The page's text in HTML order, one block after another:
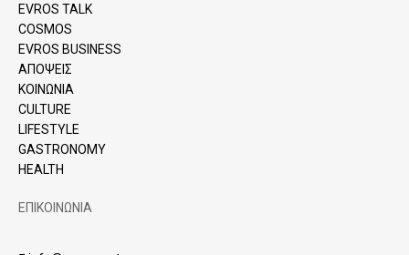
EVROS TALK
COSMOS
EVROS BUSINESS
ΑΠΟΨΕΙΣ
ΚΟΙΝΩΝΙΑ
CULTURE
LIFESTYLE
GASTRONOMY
HEALTH
ΕΠΙΚΟΙΝΩΝΙΑ